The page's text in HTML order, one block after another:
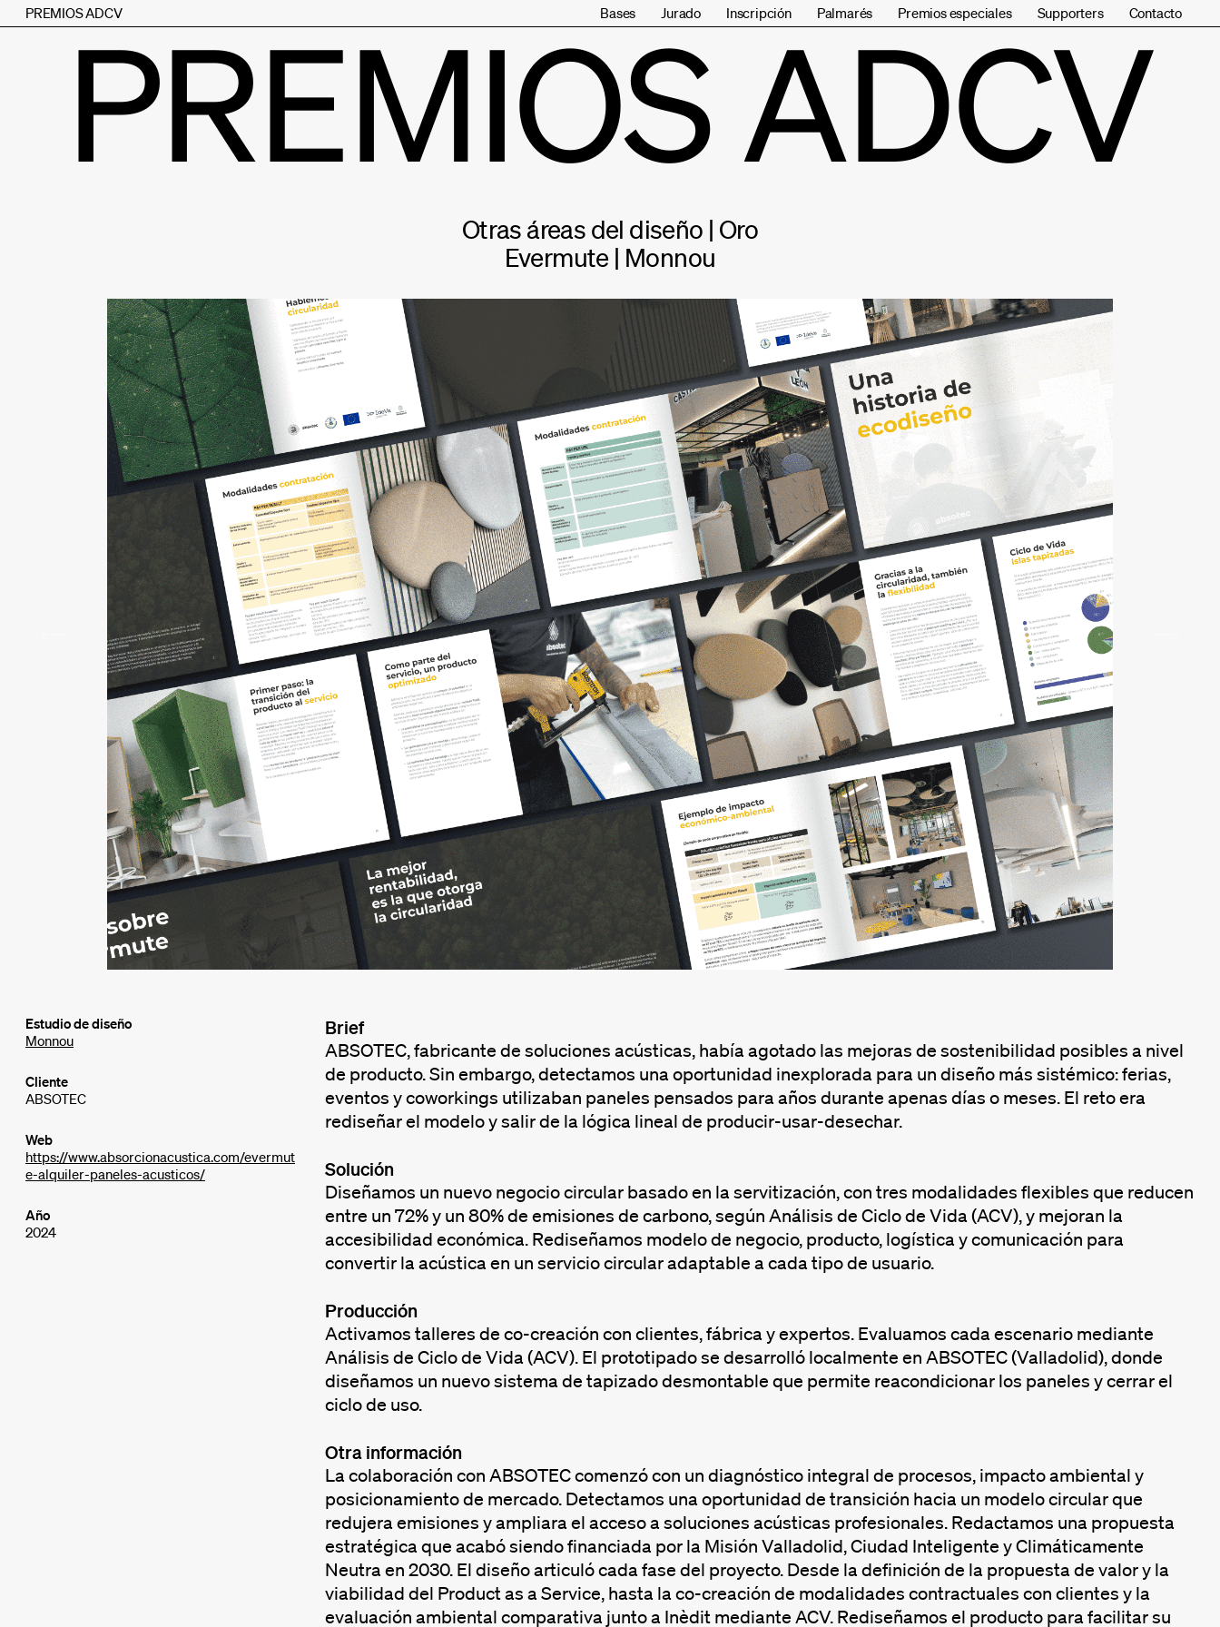
PREMIOS ADCV Bases Jurado Inscripción Palmarés Premios especiales Supporters Contacto
PREMIOS ADCV
Otras áreas del diseño | Oro
Evermute | Monnou
Estudio de diseño
Monnou
Cliente
ABSOTEC
Web
https://www.absorcionacustica.com/evermut
e-alquiler-paneles-acusticos/
Año
2024
Brief
ABSOTEC, fabricante de soluciones acústicas, había agotado las mejoras de sostenibilidad posibles a nivel
de producto. Sin embargo, detectamos una oportunidad inexplorada para un diseño más sistémico: ferias,
eventos y coworkings utilizaban paneles pensados para años durante apenas días o meses. El reto era
rediseñar el modelo y salir de la lógica lineal de producir-usar-desechar.
Solución
Diseñamos un nuevo negocio circular basado en la servitización, con tres modalidades flexibles que reducen
entre un 72% y un 80% de emisiones de carbono, según Análisis de Ciclo de Vida (ACV), y mejoran la
accesibilidad económica. Rediseñamos modelo de negocio, producto, logística y comunicación para
convertir la acústica en un servicio circular adaptable a cada tipo de usuario.
Producción
Activamos talleres de co-creación con clientes, fábrica y expertos. Evaluamos cada escenario mediante
Análisis de Ciclo de Vida (ACV). El prototipado se desarrolló localmente en ABSOTEC (Valladolid), donde
diseñamos un nuevo sistema de tapizado desmontable que permite reacondicionar los paneles y cerrar el
ciclo de uso.
Otra información
La colaboración con ABSOTEC comenzó con un diagnóstico integral de procesos, impacto ambiental y
posicionamiento de mercado. Detectamos una oportunidad de transición hacia un modelo circular que
redujera emisiones y ampliara el acceso a soluciones acústicas profesionales. Redactamos una propuesta
estratégica que acabó siendo financiada por la Misión Valladolid, Ciudad Inteligente y Climáticamente
Neutra en 2030. El diseño articuló cada fase del proyecto. Desde la definición de la propuesta de valor y la
viabilidad del Product as a Service, hasta la co-creación de modalidades contractuales con clientes y la
evaluación ambiental comparativa junto a Inèdit mediante ACV. Rediseñamos el producto para facilitar su